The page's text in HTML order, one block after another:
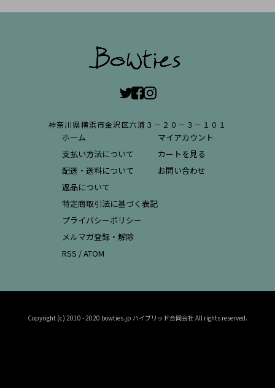
神奈川県横浜市金沢区六浦３－２０－３－１０１
ホーム
支払い方法について
配送・送料について
返品について
特定商取引法に基づく表記
プライバシーポリシー
メルマガ登録・解除
RSS /ATOM
マイアカウント
カートを見る
お問い合わせ
Copyright (c) 2010 - 2020 bowties.jp ハイブリッド合同会社 All rights reserved.